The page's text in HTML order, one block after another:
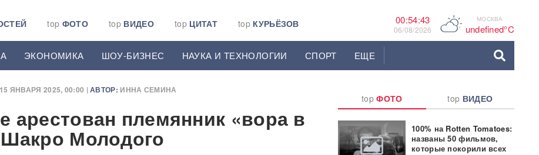
top ФОТО top ВИДЕО top ЦИТАТ top КУРЬЁЗОВ 00:54:44
06/08/2026 C МОСКВА
undefined°C
ЭКОНОМИКА ШОУ-БИЗНЕС НАУКА И ТЕХНОЛОГИИ СПОРТ ЕЩЕ
15 ЯНВАРЯ 2025, 00:00 |АВТОР: ИННА СЕМИНА
арестован племянник «вора в
Шакро Молодого
topФОТО top ВИДЕО
100% на Rotten Tomatoes:
названы 50 фильмов,
которые покорили всех